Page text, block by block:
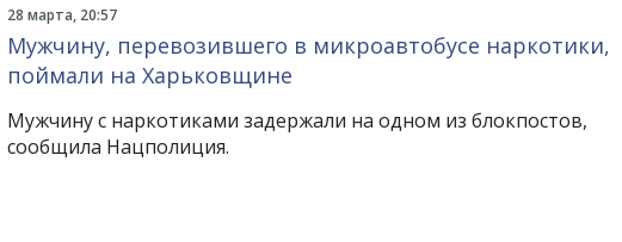
28 марта, 20:57
Мужчину, перевозившего в микроавтобусе наркотики,
поймали на Харьковщине
Мужчину с наркотиками задержали на одном из блокпостов,
сообщила Нацполиция.